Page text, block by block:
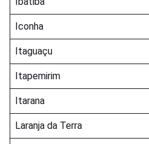
Iconha
Itaguaçu
Itapemirim
Itarana
Laranja da Terra